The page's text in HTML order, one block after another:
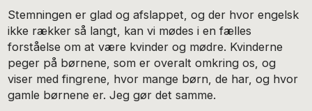
Stemningen er glad og afslappet, og der hvor engelsk
ikke rækker så langt, kan vi mødes i en fælles
forståelse om at være kvinder og mødre. Kvinderne
peger på børnene, som er overalt omkring os, og
viser med fingrene, hvor mange børn, de har, og hvor
gamle børnene er. Jeg gør det samme.